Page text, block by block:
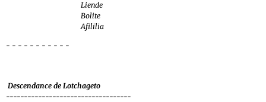
Liende
Bolite
Afililia
- - - - - - - - - - -
Descendance de Lotchageto
-----------------------------------